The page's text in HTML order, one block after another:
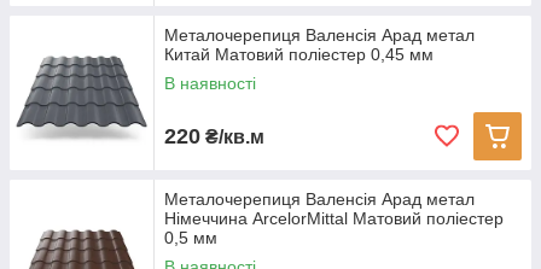
Металочерепиця Валенсія Арад метал
Китай Матовий поліестер 0,45 мм
В наявності
220 ₴/кв.м
Металочерепиця Валенсія Арад метал
Німеччина ArcelorMittal Матовий поліестер
0,5 мм